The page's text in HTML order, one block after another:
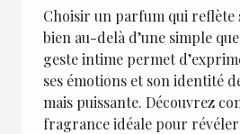
Choisir un parfum qui reflète
bien au-delà d’une simple
geste intime permet
ses émotions et son identité
mais puissante. Découvrez
fragrance idéale pour